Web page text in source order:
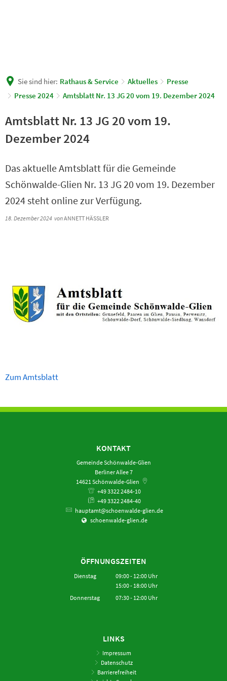
Sie sind hier: Rathaus & Service Aktuelles
Presse
Presse 2024
Amtsblatt Nr. 13 JG 20 vom 19. Dezember 2024
Amtsblatt Nr. 13 JG 20 vom 19.
Dezember 2024
Das aktuelle Amtsblatt für die Gemeinde
Schönwalde-Glien Nr. 13 JG 20 vom 19. Dezember
2024 steht online zur Verfügung.
18. Dezember 2024 vonANNETT HÄSSLER
Zum Amtsblatt
KONTAKT
Gemeinde Schönwalde-Glien
Berliner Allee 7
14621Schönwalde-Glien
+49 3322 2484-10
+49 3322 2484-40
hauptamt@schoenwalde-glien.de
schoenwalde-glien.de
ÖFFNUNGSZEITEN
Dienstag 09:00- 12:00Uhr
Von 09:00 bis 12:00 Uhr
15:00- 18:00Uhr
Von 15:00 bis 18:00 Uhr
Donnerstag 07:30- 12:00Uhr
LINKS
Impressum
Datenschutz
Barrierefreiheit